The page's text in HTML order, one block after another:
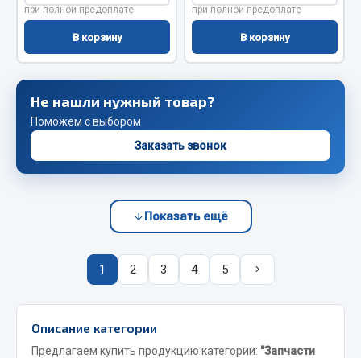
Весь раздел
Запчасти FAW
Подвеска
Двигатель
Система охлаждения
Тормозная система
Показать ещё
при полной предоплате
В корзину
при полной предоплате
В корзину
Не нашли нужный товар?
Поможем с выбором
Заказать звонок
Показать ещё
1 2 3 4 5
Описание категории
Предлагаем купить продукцию категории: "Запчасти